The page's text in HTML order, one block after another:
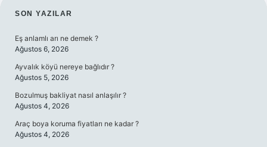
SIDEBAR
SON YAZILAR
Eş anlamlı arı ne demek ?
Ağustos 6, 2026
Ayvalık köyü nereye bağlıdır ?
Ağustos 5, 2026
Bozulmuş bakliyat nasıl anlaşılır ?
Ağustos 4, 2026
Araç boya koruma fiyatları ne kadar ?
Ağustos 4, 2026